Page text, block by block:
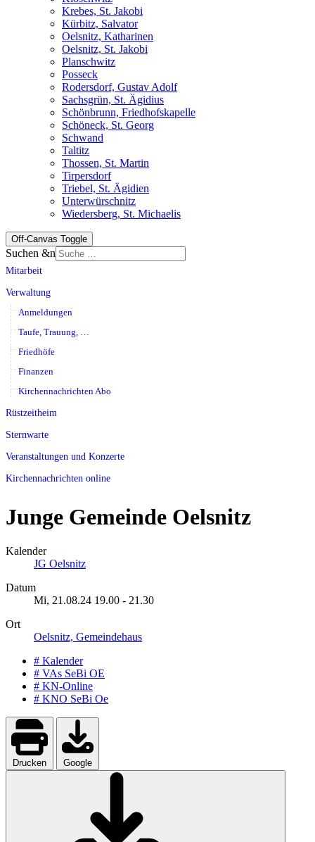
Krebes, St. Jakobi
Kürbitz, Salvator
Oelsnitz, Katharinen
Oelsnitz, St. Jakobi
Planschwitz
Posseck
Rodersdorf, Gustav Adolf
Sachsgrün, St. Ägidius
Schönbrunn, Friedhofskapelle
Schöneck, St. Georg
Schwand
Taltitz
Thossen, St. Martin
Tirpersdorf
Triebel, St. Ägidien
Unterwürschnitz
Wiedersberg, St. Michaelis
Off-Canvas Toggle
Suchen &n
Mitarbeit
Verwaltung
Anmeldungen
Taufe, Trauung, …
Friedhöfe
Finanzen
Kirchennachrichten Abo
Rüstzeitheim
Sternwarte
Veranstaltungen und Konzerte
Kirchennachrichten online
Junge Gemeinde Oelsnitz
Kalender
JG Oelsnitz
Datum
Mi, 21.08.24 19.00 - 21.30
Ort
Oelsnitz, Gemeindehaus
# Kalender
# VAs SeBi OE
# KN-Online
# KNO SeBi Oe
Drucken Google